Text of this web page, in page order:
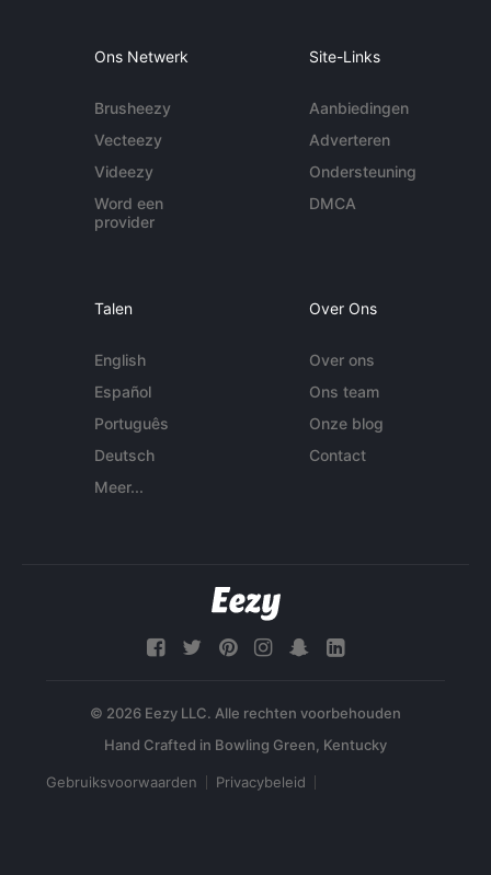
Ons Netwerk
Brusheezy
Vecteezy
Videezy
Word een
provider
Site-Links
Aanbiedingen
Adverteren
Ondersteuning
DMCA
Talen
English
Español
Português
Deutsch
Meer...
Over Ons
Over ons
Ons team
Onze blog
Contact
© 2026 Eezy LLC. Alle rechten voorbehouden
Gebruiksvoorwaarden Privacybeleid